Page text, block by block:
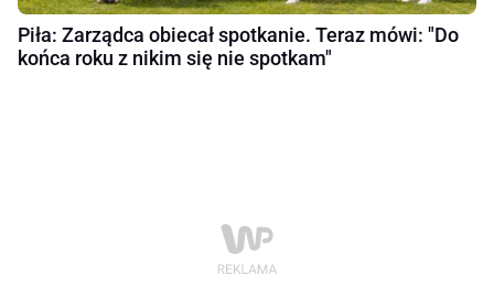
Piła: Zarządca obiecał spotkanie. Teraz mówi: "Do
końca roku z nikim się nie spotkam"